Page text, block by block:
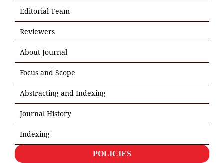
Editorial Team
Reviewers
About Journal
Focus and Scope
Abstracting and Indexing
Journal History
Indexing
POLICIES